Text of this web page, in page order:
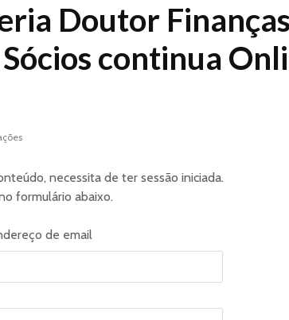
Doutor
continua
necessita de ter sessão iniciada.
formulário abaixo.
de email